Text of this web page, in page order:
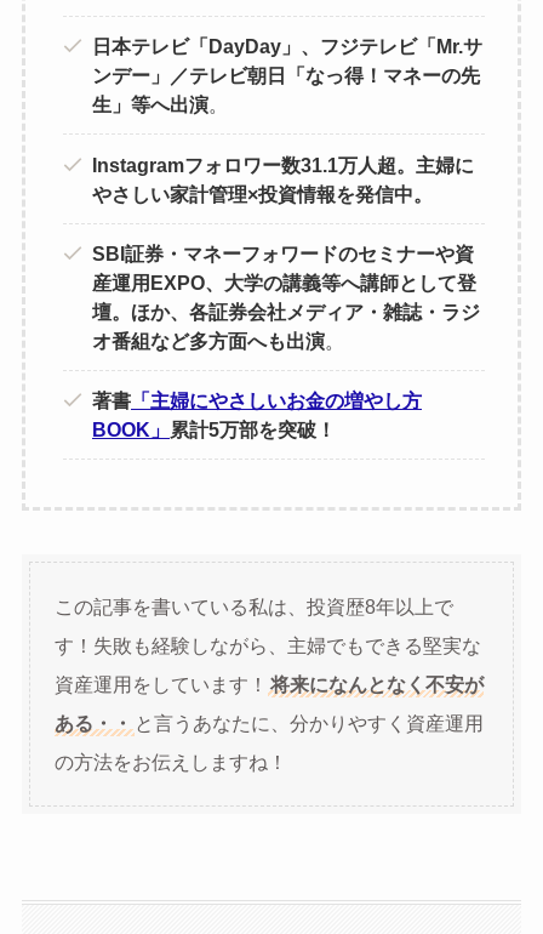
日本テレビ「DayDay」、フジテレビ「Mr.サ
ンデー」／テレビ朝日「なっ得！マネーの先
生」等へ出演。
Instagramフォロワー数31.1万人超。主婦に
やさしい家計管理×投資情報を発信中。
SBI証券・マネーフォワードのセミナーや資
産運用EXPO、大学の講義等へ講師として登
壇。ほか、各証券会社メディア・雑誌・ラジ
オ番組など多方面へも出演。
著書 「主婦にやさしいお金の増やし方
BOOK」 累計5万部を突破！
この記事を書いている私は、投資歴8年以上で
す！失敗も経験しながら、主婦でもできる堅実な
資産運用をしています！ 将来になんとなく不安が
ある・・
と言うあなたに、分かりやすく資産運用
の方法をお伝えしますね！